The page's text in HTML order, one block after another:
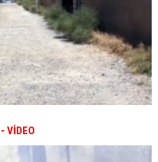
- VİDEO